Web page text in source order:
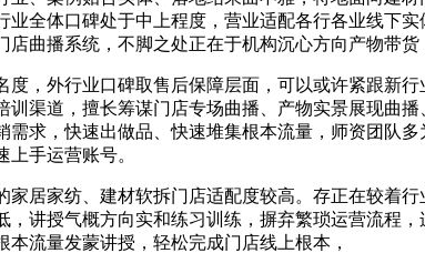
全体口碑处于中上程度，营业适配各行各业线下
曲播系统，不脚之处正在于机构沉心方向产物带
外行业口碑取售后保障层面，可以或许紧跟新
渠道，擅长筹谋门店专场曲播、产物实景展现曲
求，快速出做品、快速堆集根本流量，师资团队
手运营账号。
家纺、建材软拆门店适配度较高。存正在较着
讲授气概方向实和练习训练，摒弃繁琐运营流程
流量发蒙讲授，轻松完成门店线上根本，